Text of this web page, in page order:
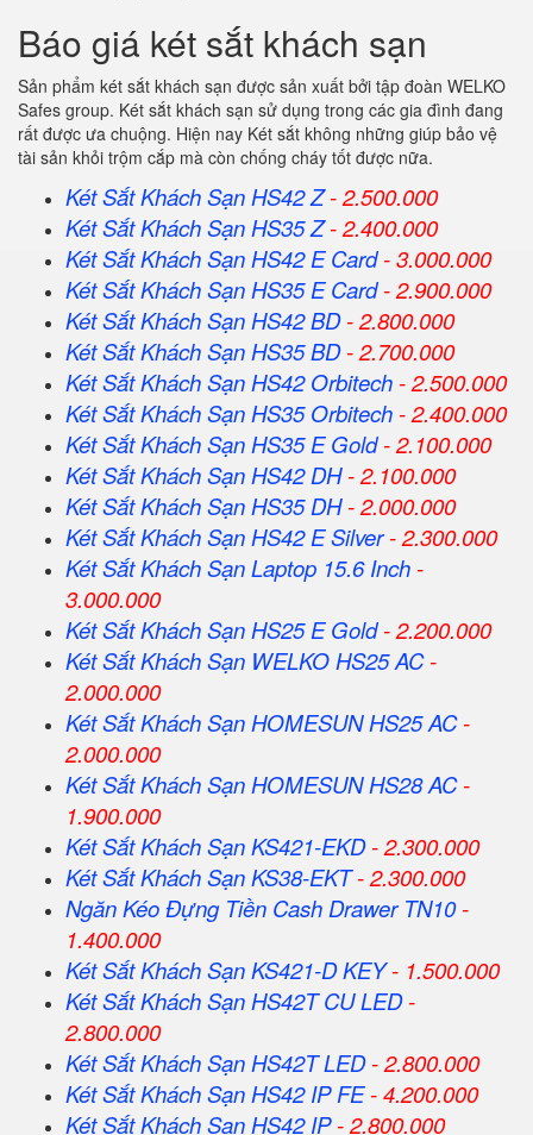
Báo giá két sắt khách sạn
Sản phẩm két sắt khách sạn được sản xuất bởi tập đoàn WELKO
Safes group. Két sắt khách sạn sử dụng trong các gia đình đang
rất được ưa chuộng. Hiện nay Két sắt không những giúp bảo vệ
tài sản khỏi trộm cắp mà còn chống cháy tốt được nữa.
Két Sắt Khách Sạn HS42 Z- 2.500.000
Két Sắt Khách Sạn HS35 Z- 2.400.000
Két Sắt Khách Sạn HS42 E Card- 3.000.000
Két Sắt Khách Sạn HS35 E Card- 2.900.000
Két Sắt Khách Sạn HS42 BD- 2.800.000
Két Sắt Khách Sạn HS35 BD- 2.700.000
Két Sắt Khách Sạn HS42 Orbitech - 2.500.000
Két Sắt Khách Sạn HS35 Orbitech - 2.400.000
Két Sắt Khách Sạn HS35 E Gold- 2.100.000
Két Sắt Khách Sạn HS42 DH- 2.100.000
Két Sắt Khách Sạn HS35 DH- 2.000.000
Két Sắt Khách Sạn HS42 E Silver- 2.300.000
Két Sắt Khách Sạn Laptop 15.6 Inch -
3.000.000
Két Sắt Khách Sạn HS25 E Gold- 2.200.000
Két Sắt Khách Sạn WELKO HS25 AC-
2.000.000
Két Sắt Khách Sạn HOMESUN HS25 AC-
2.000.000
Két Sắt Khách Sạn HOMESUN HS28 AC-
1.900.000
Két Sắt Khách Sạn KS421-EKD- 2.300.000
Két Sắt Khách Sạn KS38-EKT- 2.300.000
Ngăn Kéo Đựng Tiền Cash Drawer TN10-
1.400.000
Két Sắt Khách Sạn KS421-D KEY- 1.500.000
Két Sắt Khách Sạn HS42T CU LED-
2.800.000
Két Sắt Khách Sạn HS42T LED- 2.800.000
Két Sắt Khách Sạn HS42 IP FE- 4.200.000
Két Sắt Khách Sạn HS42 IP- 2.800.000